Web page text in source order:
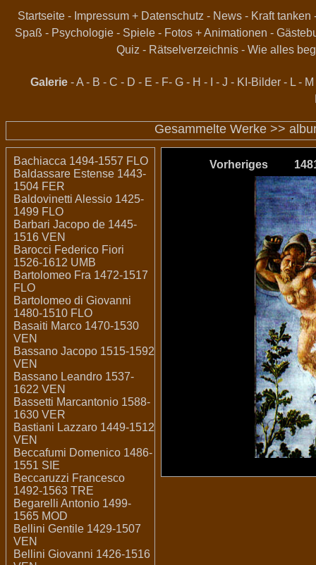
Startseite- Impressum + Datenschutz - News- Kraft tanken
Spaß - Psychologie- Spiele- Fotos + Animationen -
Quiz - Rätselverzeichnis - Wie alles
Galerie -A - B - C - D - E - F- G - H - - J - KI-Bilder - L - M
Gesammelte Werke >>
Bachiacca 1494-1557 FLO
Baldassare Estense 1443-
1504 FER
Baldovinetti Alessio 1425-
1499 FLO
Barbari Jacopo de 1445-
1516 VEN
Barocci Federico Fiori
1526-1612 UMB
Bartolomeo Fra 1472-1517
FLO
Bartolomeo di Giovanni
1480-1510 FLO
Basaiti Marco 1470-1530
VEN
Bassano Jacopo 1515-1592
VEN
Bassano Leandro 1537-
1622 VEN
Bassetti Marcantonio 1588-
1630 VER
Bastiani Lazzaro 1449-1512
VEN
Beccafumi Domenico 1486-
1551 SIE
Beccaruzzi Francesco
1492-1563 TRE
Begarelli Antonio 1499-
1565 MOD
Bellini Gentile 1429-1507
VEN
Bellini Giovanni 1426-1516
Vorheriges